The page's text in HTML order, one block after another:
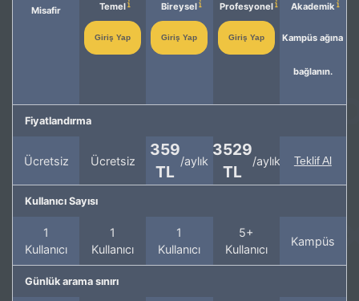
Misafir Temel
Giriş Yap
Bireysel
Giriş Yap
Profesyonel
Giriş Yap
Akademik
Kampüs ağına
bağlanın.
Fiyatlandırma
Ücretsiz Ücretsiz
359
TL
/aylık
3529
TL
/aylık Teklif Al
Kullanıcı Sayısı
1
Kullanıcı
1
Kullanıcı
1
Kullanıcı
5+
Kullanıcı
Kampüs
Günlük arama sınırı